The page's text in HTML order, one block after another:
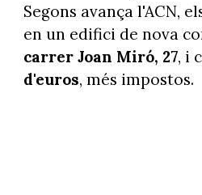
Segons avança l'ACN,
en un edifici de nova
carrer Joan Miró, 27, i
d'euros, més impostos.